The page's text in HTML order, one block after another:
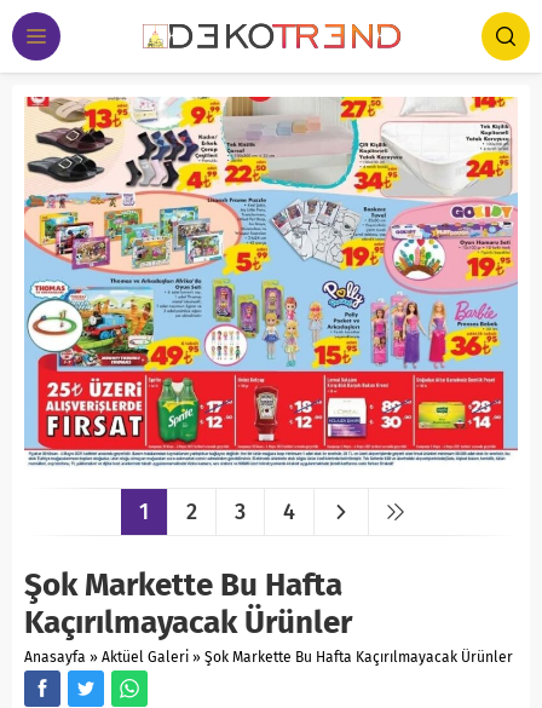
1 2 3 4
Şok Markette Bu Hafta
Kaçırılmayacak Ürünler
Anasayfa » Aktüel Galeri » Şok Markette Bu Hafta Kaçırılmayacak Ürünler